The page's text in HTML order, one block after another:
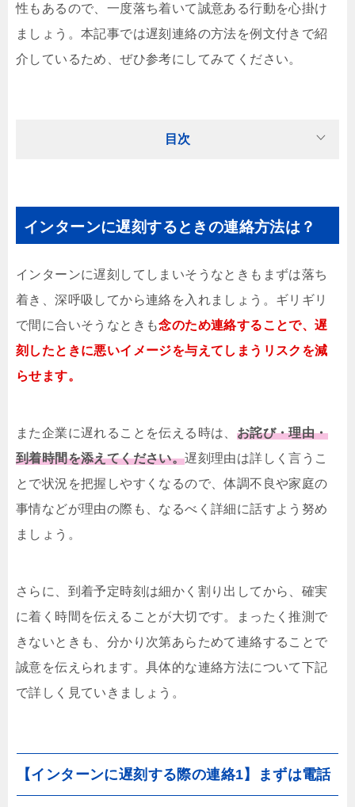
性もあるので、一度落ち着いて誠意ある行動を心掛け
ましょう。本記事では遅刻連絡の方法を例文付きで紹
介しているため、ぜひ参考にしてみてください。
目次
インターンに遅刻するときの連絡方法は？
インターンに遅刻してしまいそうなときもまずは落ち
着き、深呼吸してから連絡を入れましょう。ギリギリ
で間に合いそうなときも念のため連絡することで、遅
刻したときに悪いイメージを与えてしまうリスクを減
らせます。
また企業に遅れることを伝える時は、 お詫び・理由・
到着時間を添えてください。遅刻理由は詳しく言うこ
とで状況を把握しやすくなるので、体調不良や家庭の
事情などが理由の際も、なるべく詳細に話すよう努め
ましょう。
さらに、到着予定時刻は細かく割り出してから、確実
に着く時間を伝えることが大切です。まったく推測で
きないときも、分かり次第あらためて連絡することで
誠意を伝えられます。具体的な連絡方法について下記
で詳しく見ていきましょう。
【インターンに遅刻する際の連絡1】まずは電話